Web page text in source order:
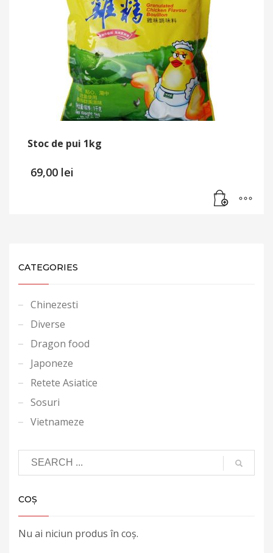
Stoc de pui 1kg
69,00 lei
CATEGORIES
Chinezesti
Diverse
Dragon food
Japoneze
Retete Asiatice
Sosuri
Vietnameze
COȘ
Nu ai niciun produs în coș.